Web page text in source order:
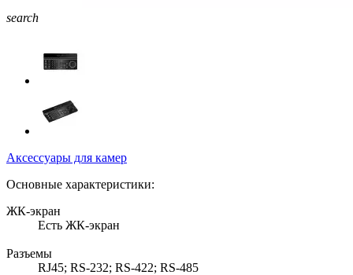
search
Аксессуары для камер
Основные характеристики:
ЖК-экран
Есть ЖК-экран
Разъемы
RJ45; RS-232; RS-422; RS-485